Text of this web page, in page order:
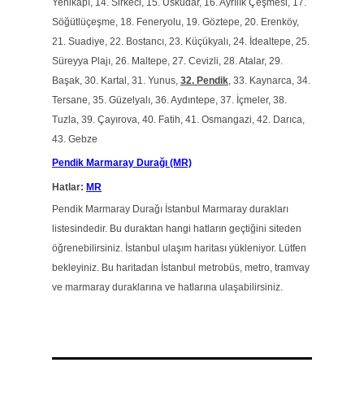
Yenikapı, 14. Sirkeci, 15. Üsküdar, 16. Ayrılık Çeşmesi, 17.
Söğütlüçeşme, 18. Feneryolu, 19. Göztepe, 20. Erenköy,
21. Suadiye, 22. Bostancı, 23. Küçükyalı, 24. İdealtepe, 25.
Süreyya Plajı, 26. Maltepe, 27. Cevizli, 28. Atalar, 29.
Başak, 30. Kartal, 31. Yunus, 32. Pendik, 33. Kaynarca, 34.
Tersane, 35. Güzelyalı, 36. Aydıntepe, 37. İçmeler, 38.
Tuzla, 39. Çayırova, 40. Fatih, 41. Osmangazi, 42. Darıca,
43. Gebze
Pendik Marmaray Durağı (MR)
Hatlar: MR
Pendik Marmaray Durağı İstanbul Marmaray durakları
listesindedir. Bu duraktan hangi hatların geçtiğini siteden
öğrenebilirsiniz. İstanbul ulaşım haritası yükleniyor. Lütfen
bekleyiniz. Bu haritadan İstanbul metrobüs, metro, tramvay
ve marmaray duraklarına ve hatlarına ulaşabilirsiniz.